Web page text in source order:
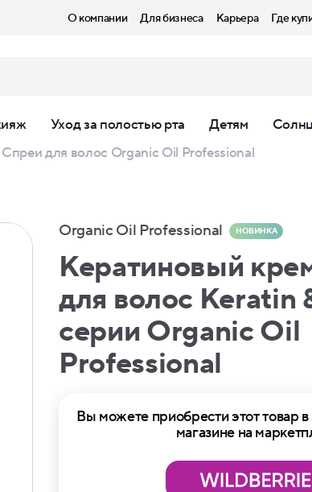
О компании Для бизнеса Карьера Где
Уход за полостью рта Детям
Спреи для волос Organic Oil Professional
Organic Oil Professional НОВИНКА
Кератиновый
для волос Keratin
серии Organic Oil
Professional
Вы можете приобрести этот товар
магазине на